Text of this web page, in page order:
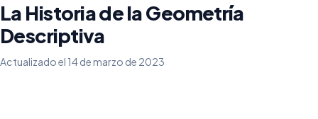
La Historia de la Geometría
Descriptiva
Actualizado el 14 de marzo de 2023